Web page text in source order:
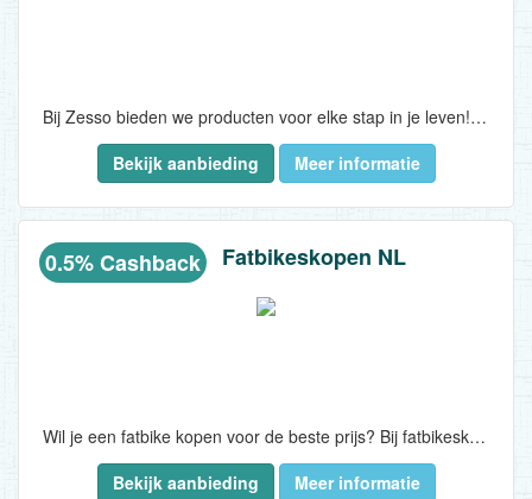
Bij Zesso bieden we producten voor elke stap in je leven! Creëer mooie en onvergetelijke momenten met trendy en budgetvriendelijke items...
Bekijk aanbieding
Meer informatie
0.5% Cashback Fatbikeskopen NL
Wil je een fatbike kopen voor de beste prijs? Bij fatbikeskopen.nl ben je altijd op het juiste adres voor jouw fatbike. Wij hebben een breed assortiment aan fatbike modellen om aan al je fatbike behoeften te voldoen. Wij hebben onder andere meerdere OUXI..
Bekijk aanbieding
Meer informatie